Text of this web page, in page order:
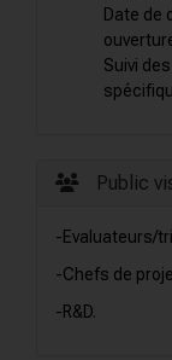
Date de
Suivi
Public
-Evaluateurs/
-Chefs de
-R&D.